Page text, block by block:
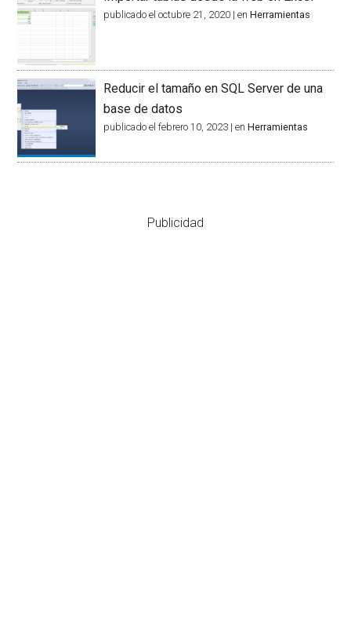
publicado el octubre 21, 2020 |enHerramientas
Reducir el tamaño en SQL Server de una
base de datos
publicado el febrero 10, 2023 |enHerramientas
Publicidad